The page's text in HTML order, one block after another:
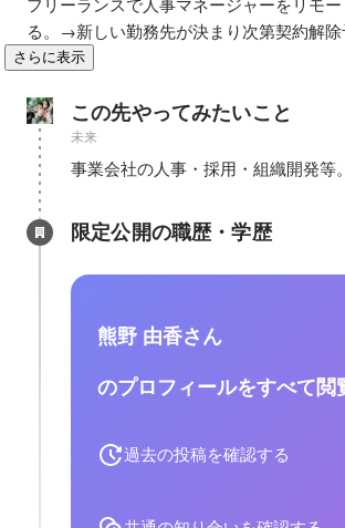
フリーランスで人事マネージャーをリモ
る。→新しい勤務先が決まり次第契約解除
さらに表示
この先やってみたいこと
未来
事業会社の人事・採用・組織開発等。
限定公開の職歴・学歴
熊野 由香さん
のプロフィールをすべて閲
過去の投稿を確認する